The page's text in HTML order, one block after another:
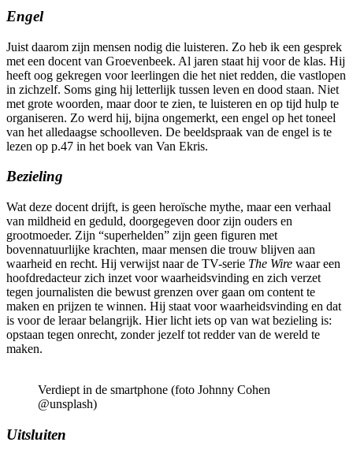
Engel
Juist daarom zijn mensen nodig die luisteren. Zo heb ik een gesprek
met een docent van Groevenbeek. Al jaren staat hij voor de klas. Hij
heeft oog gekregen voor leerlingen die het niet redden, die vastlopen
in zichzelf. Soms ging hij letterlijk tussen leven en dood staan. Niet
met grote woorden, maar door te zien, te luisteren en op tijd hulp te
organiseren. Zo werd hij, bijna ongemerkt, een engel op het toneel
van het alledaagse schoolleven. De beeldspraak van de engel is te
lezen op p.47 in het boek van Van Ekris.
Bezieling
Wat deze docent drijft, is geen heroïsche mythe, maar een verhaal
van mildheid en geduld, doorgegeven door zijn ouders en
grootmoeder. Zijn “superhelden” zijn geen figuren met
bovennatuurlijke krachten, maar mensen die trouw blijven aan
waarheid en recht. Hij verwijst naar de TV-serie The Wire waar een
hoofdredacteur zich inzet voor waarheidsvinding en zich verzet
tegen journalisten die bewust grenzen over gaan om content te
maken en prijzen te winnen. Hij staat voor waarheidsvinding en dat
is voor de leraar belangrijk. Hier licht iets op van wat bezieling is:
opstaan tegen onrecht, zonder jezelf tot redder van de wereld te
maken.
Verdiept in de smartphone (foto Johnny Cohen
@unsplash)
Uitsluiten